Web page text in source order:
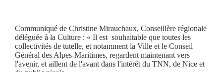
Communiqué de Christine Mirauchaux, Conseillère régionale
déléguée à la Culture : « Il est souhaitable que toutes les
collectivités de tutelle, et notamment la Ville et le Conseil
Général des Alpes-Maritimes, regardent maintenant vers
l'avenir, et aillent de l'avant dans l'intérêt du TNN, de Nice et